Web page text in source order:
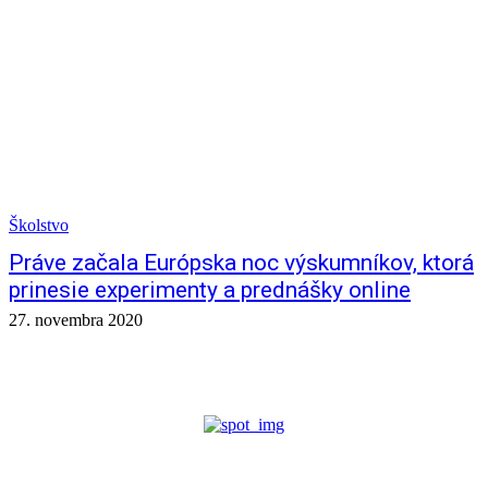
Školstvo
Práve začala Európska noc výskumníkov, ktorá
prinesie experimenty a prednášky online
27. novembra 2020